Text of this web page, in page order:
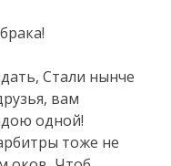
Стали нынче
вам
одной!
тоже не